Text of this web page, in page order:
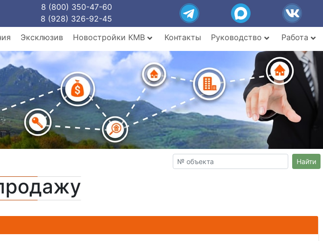
8 (800) 350-47-60
8 (928) 326-92-45
Эксклюзив Новостройки КМВ Контакты Руководство Работа
Найти